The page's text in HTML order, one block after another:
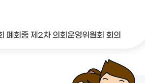
폐회중 제2차 의회운영위원회 회의